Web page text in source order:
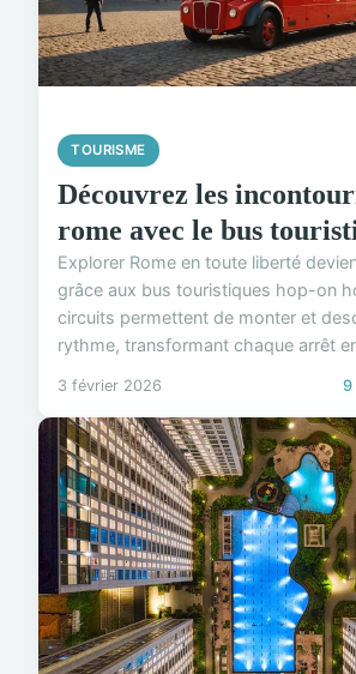
TOURISME
Découvrez les
rome avec le bus
Explorer Rome en toute liberté
grâce aux bus touristiques hop-on
circuits permettent de monter et
rythme, transformant chaque arrêt
3 février 2026 9